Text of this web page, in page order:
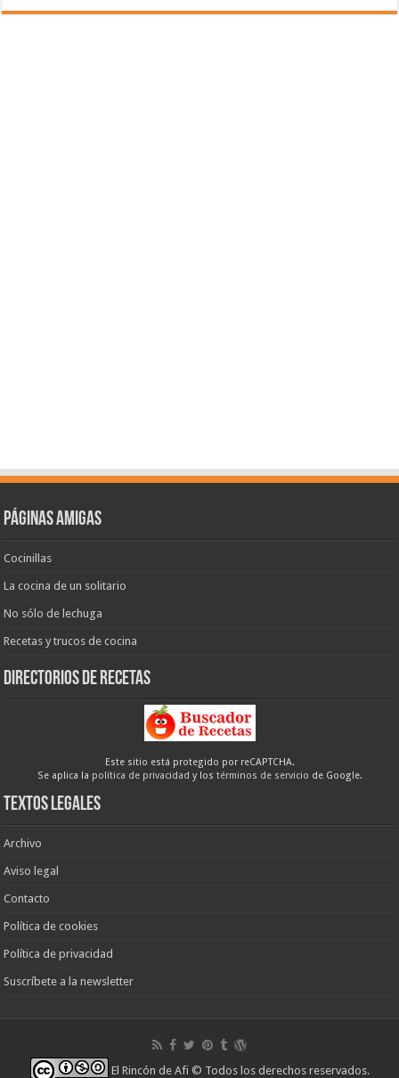
Páginas amigas
Cocinillas
La cocina de un solitario
No sólo de lechuga
Recetas y trucos de cocina
Directorios de recetas
Este sitio está protegido por reCAPTCHA.
Se aplica la política de privacidad y los términos de servicio de Google.
Textos legales
Archivo
Aviso legal
Contacto
Política de cookies
Política de privacidad
Suscríbete a la newsletter
El Rincón de Afi © Todos los derechos reservados.